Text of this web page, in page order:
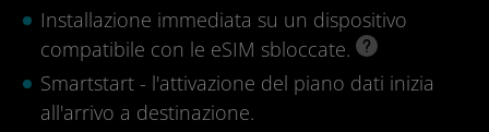
Installazione immediata su un dispositivo
compatibile con le eSIM sbloccate.
Smartstart - l'attivazione del piano dati inizia
all'arrivo a destinazione.